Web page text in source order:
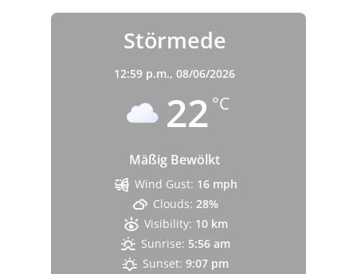
Störmede
12:59 p.m., 08/06/2026
22 °C
Mäßig Bewölkt
Wind Gust: 16 mph
Clouds: 28%
Visibility: 10 km
Sunrise: 5:56 am
Sunset: 9:07 pm